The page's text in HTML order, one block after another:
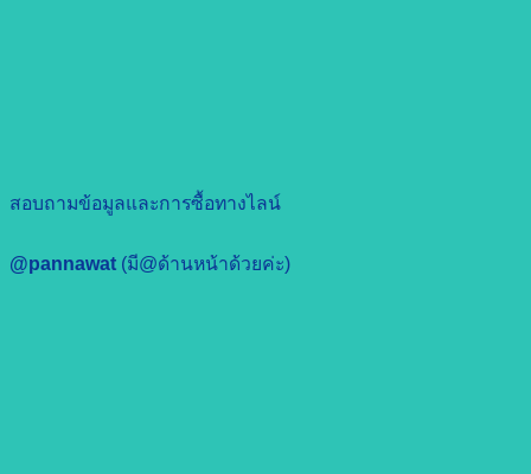
สอบถามข้อมูลและการซื้อทางไลน์
@pannawat (มี@ด้านหน้าด้วยค่ะ)